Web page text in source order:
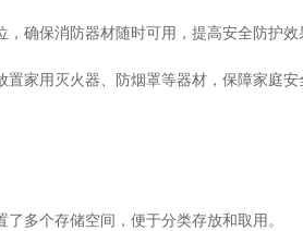
确保消防器材随时可用，提高安全防护效
家用灭火器、防烟罩等器材，保障家庭安
多个存储空间，便于分类存放和取用。